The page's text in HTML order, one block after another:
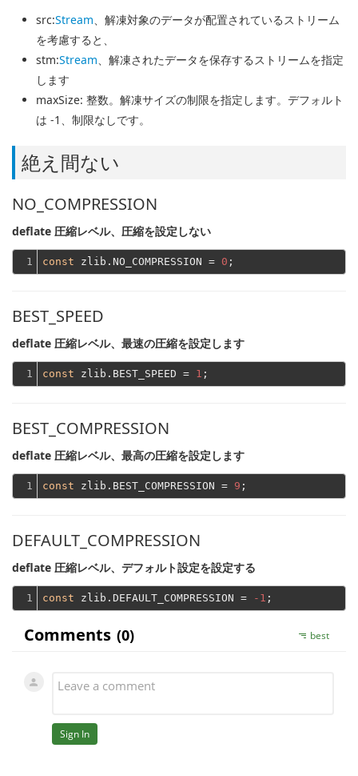
src:Stream、解凍対象のデータが配置されているストリーム
を考慮すると、
stm:Stream、解凍されたデータを保存するストリームを指定
します
maxSize: 整数。解凍サイズの制限を指定します。デフォルト
は -1、制限なしです。
絶え間ない
NO_COMPRESSION
deflate 圧縮レベル、圧縮を設定しない
1 const zlib.NO_COMPRESSION = 0
BEST_SPEED
deflate 圧縮レベル、最速の圧縮を設定します
1 const zlib.BEST_SPEED = 1
BEST_COMPRESSION
deflate 圧縮レベル、最高の圧縮を設定します
1 const zlib.BEST_COMPRESSION = 9
DEFAULT_COMPRESSION
deflate 圧縮レベル、デフォルト設定を設定する
1 const zlib.DEFAULT_COMPRESSION = -1